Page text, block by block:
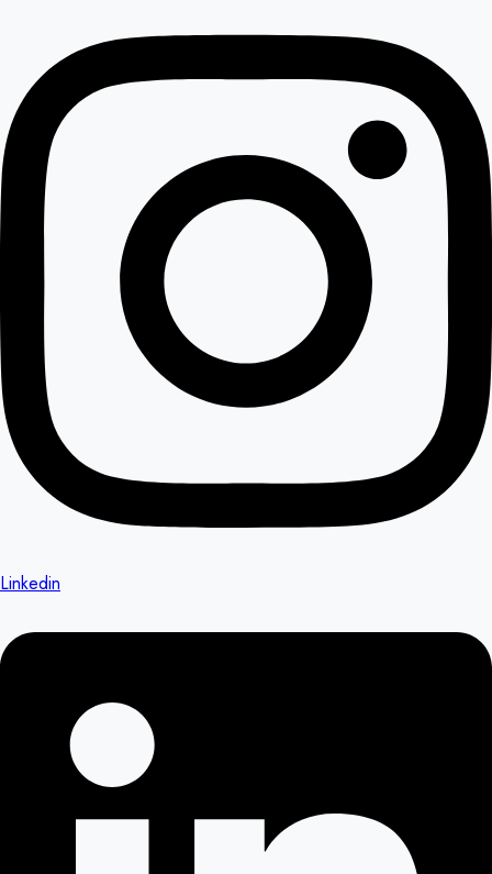
Linkedin